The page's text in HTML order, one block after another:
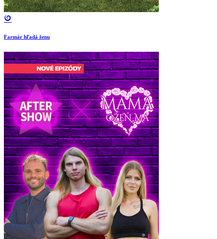
Farmár hľadá ženu